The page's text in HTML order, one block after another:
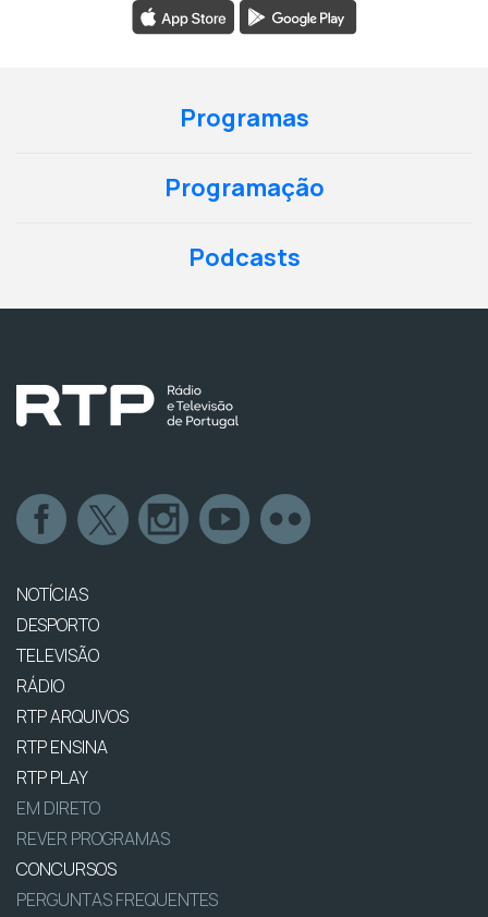
Programas
Programação
Podcasts
NOTÍCIAS
DESPORTO
TELEVISÃO
RÁDIO
RTP ARQUIVOS
RTP ENSINA
RTP PLAY
EM DIRETO
REVER PROGRAMAS
CONCURSOS
PERGUNTAS FREQUENTES